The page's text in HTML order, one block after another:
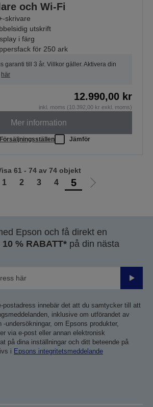
och Wi-Fi
skrivare
utskrift
i färg
för 250 ark
garanti till 3 år. Villkor gäller. Aktivera din
här
12.990,00 kr
inkl. moms (10.392,00 kr exkl. moms)
Mer information
Försäljningsställen Jämför
1 2 3 4 5
Gå
61 - 74 av 74 objekt
Epson och få direkt en
10 % RABATT* på din nästa
Skicka
postadress innebär det att du samtycker till att
inklusive om utförandet av
-undersökningar, om Epsons produkter,
via e-post eller annan elektronisk
på dina inställningar och ditt beteende på
i Epsons integritetsmeddelande